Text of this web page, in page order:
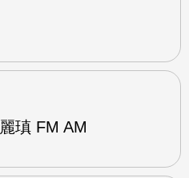
瑱 FM AM